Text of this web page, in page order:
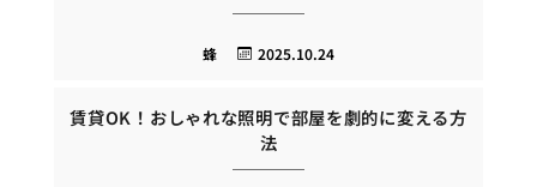
2025.10.24
蜂
賃貸OK！おしゃれな照明で部屋を劇的に変える方
法